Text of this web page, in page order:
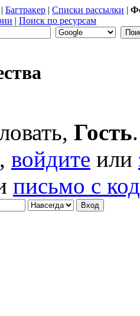
| Багтракер | Списки рассылки |
| Поиск по ресурсам
Гость.
войдите или
письмо с